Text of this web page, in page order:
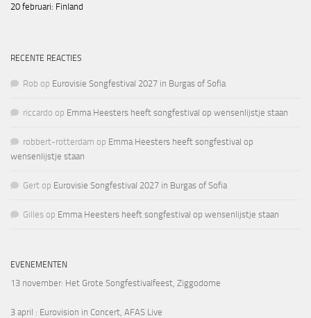
20 februari: Finland
RECENTE REACTIES
Rob op Eurovisie Songfestival 2027 in Burgas of Sofia
riccardo op Emma Heesters heeft songfestival op wensenlijstje staan
robbert-rotterdam op Emma Heesters heeft songfestival op
wensenlijstje staan
Gert op Eurovisie Songfestival 2027 in Burgas of Sofia
Gilles op Emma Heesters heeft songfestival op wensenlijstje staan
EVENEMENTEN
13 november: Het Grote Songfestivalfeest, Ziggodome
3 april : Eurovision in Concert, AFAS Live